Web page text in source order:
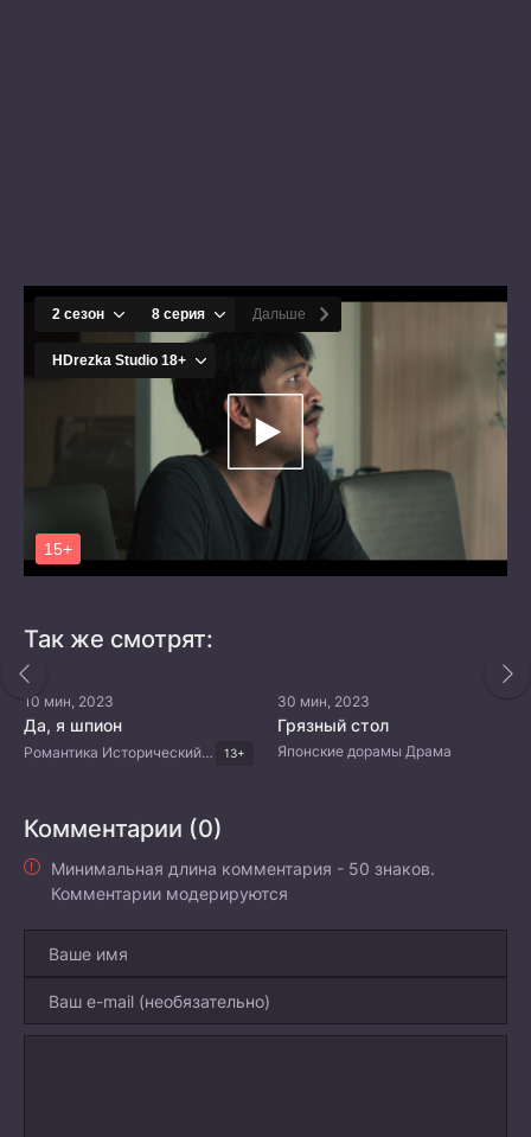
Так же смотрят:
10 мин, 2023
Да, я шпион
Романтика Исторический Мистика Комедия Китайские дорамы 13+
30 мин, 2023
Грязный стол
Японские дорамы Драма
Комментарии (0)
Минимальная длина комментария - 50 знаков.
Комментарии модерируются